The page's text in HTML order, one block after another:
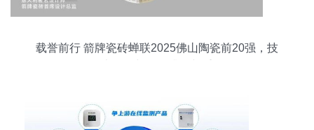
载誉前行 箭牌瓷砖蝉联2025佛山陶瓷前20强，技